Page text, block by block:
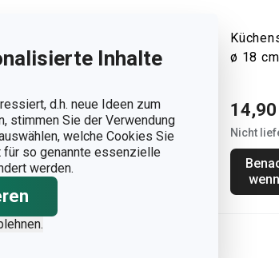
Inhalte
d.h. neue Ideen zum
stimmen Sie der Verwendung
welche Cookies Sie
für so genannte essenzielle
werden.
Mehlsieb /
DELÍCIA
13,90 €
Auf Lager
ø 18 cm
14,90
Nicht